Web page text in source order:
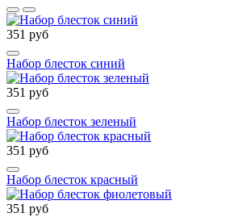
351 руб
Набор блесток синий
351 руб
Набор блесток зеленый
351 руб
Набор блесток красный
351 руб